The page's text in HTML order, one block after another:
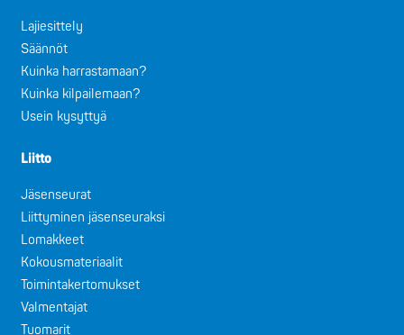
Lajiesittely
Säännöt
Kuinka harrastamaan?
Kuinka kilpailemaan?
Usein kysyttyä
Liitto
Jäsenseurat
Liittyminen jäsenseuraksi
Lomakkeet
Kokousmateriaalit
Toimintakertomukset
Valmentajat
Tuomarit